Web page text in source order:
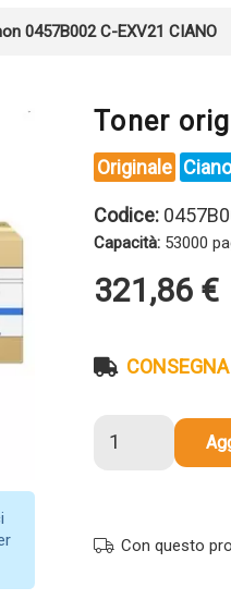
0457B002 C-EXV21 CIANO
Toner
Originale Ciano
Codice:
Capacità: 53000
321,86 €
originale
EXV21Con questo